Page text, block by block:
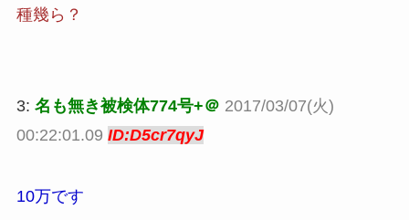
種幾ら？
3: 名も無き被検体774号+＠ 2017/03/07(火)
00:22:01.09 ID:D5cr7qyJ
10万です